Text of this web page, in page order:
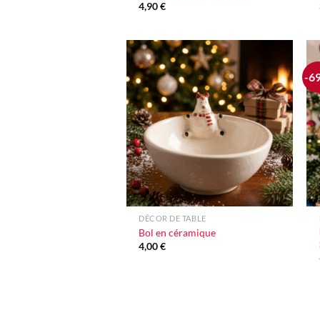
4,90€
Ajouter
à la liste
d'envie
+
DÉCOR DE TABLE
Bol en céramique
4,00€
-